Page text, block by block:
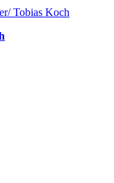
Tobias Koch